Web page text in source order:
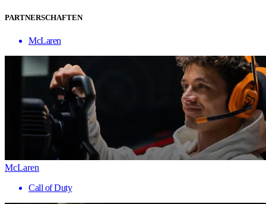
PARTNERSCHAFTEN
McLaren
McLaren
Call of Duty